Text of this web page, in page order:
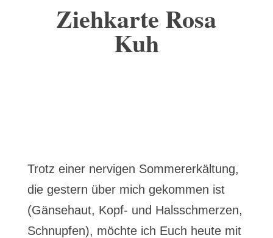
Ziehkarte Rosa
Kuh
Trotz einer nervigen Sommererkältung,
die gestern über mich gekommen ist
(Gänsehaut, Kopf- und Halsschmerzen,
Schnupfen), möchte ich Euch heute mit